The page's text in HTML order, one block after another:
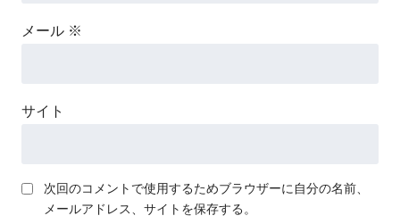
メール ※
サイト
次回のコメントで使用するためブラウザーに自分の名前、
メールアドレス、サイトを保存する。